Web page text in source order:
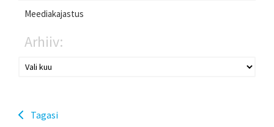
Meediakajastus
Arhiiv:
Tagasi